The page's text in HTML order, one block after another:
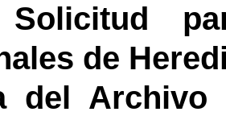
de
del Archivo